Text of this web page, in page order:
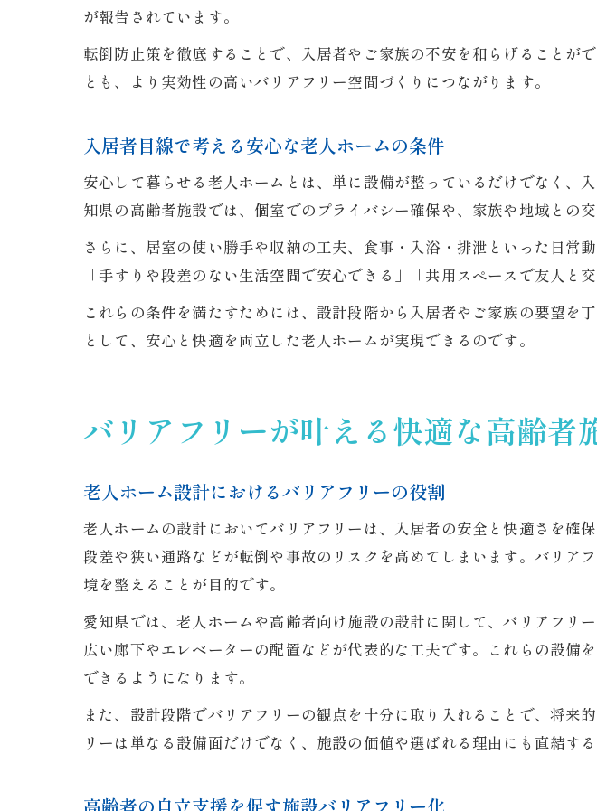
が報告されています。
転倒防止策を徹底することで、入居者やご家族の不安を和らげることが
とも、より実効性の高いバリアフリー空間づくりにつながります。
入居者目線で考える安心な老人ホームの条件
安心して暮らせる老人ホームとは、単に設備が整っているだけでなく、
知県の高齢者施設では、個室でのプライバシー確保や、家族や地域との
さらに、居室の使い勝手や収納の工夫、食事・入浴・排泄といった日常
「手すりや段差のない生活空間で安心できる」「共用スペースで友人と
これらの条件を満たすためには、設計段階から入居者やご家族の要望
として、安心と快適を両立した老人ホームが実現できるのです。
バリアフリーが叶える快適な高齢者
老人ホーム設計におけるバリアフリーの役割
老人ホームの設計においてバリアフリーは、入居者の安全と快適さを確
段差や狭い通路などが転倒や事故のリスクを高めてしまいます。バリア
境を整えることが目的です。
愛知県では、老人ホームや高齢者向け施設の設計に関して、バリアフリ
広い廊下やエレベーターの配置などが代表的な工夫です。これらの設備
できるようになります。
また、設計段階でバリアフリーの観点を十分に取り入れることで、将
リーは単なる設備面だけでなく、施設の価値や選ばれる理由にも直結する